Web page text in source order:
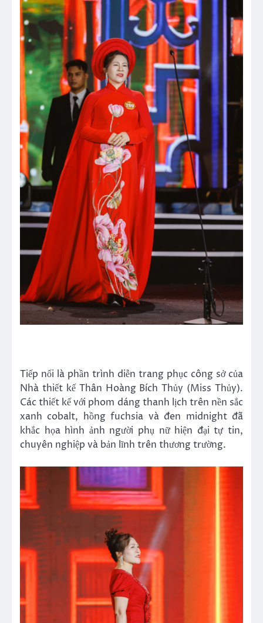
Tiếp nối là phần trình diễn trang phục công sở của
Nhà thiết kế Thân Hoàng Bích Thủy (Miss Thủy).
Các thiết kế với phom dáng thanh lịch trên nền sắc
xanh cobalt, hồng fuchsia và đen midnight đã
khắc họa hình ảnh người phụ nữ hiện đại tự tin,
chuyên nghiệp và bản lĩnh trên thương trường.